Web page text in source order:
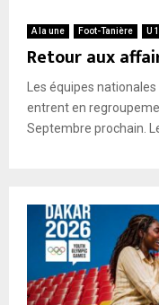
A la une Foot-Tanière U
Retour aux
Les équipes
entrent en
Septembre prochain.